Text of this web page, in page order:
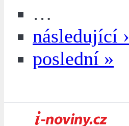
…
následující ›
poslední »